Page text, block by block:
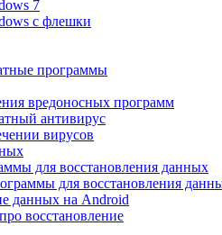
7
с флешки
программы
вредоносных программ
антивирус
вирусов
для восстановления данных
для восстановления
данных на Android
восстановление